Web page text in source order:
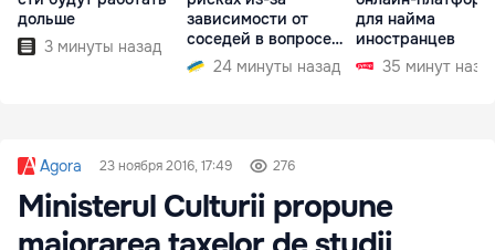
дольше
3 минуты назад
зависимости от
соседей в вопросе
границ24 минуты назад
для найма
иностранцев
35 минут
Agora 23 ноября 2016, 17:49 276
Ministerul Culturii propune